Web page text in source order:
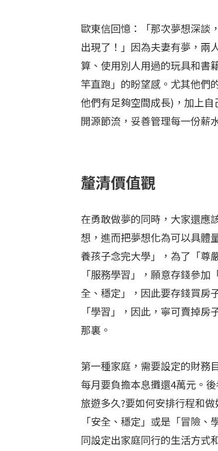
歐東信回憶：「那次夢想深談
出現了！」因為夫妻有夢，兩
算、使用別人用過的玩具和書
竿直跑」的盼望感。尤其他們
他們有足夠空間成長)，加上
開源節流，妥善管理每一份薪
釐清價值觀
在勇敢做夢的同時，大家還應
想，進而把夢想化為可以具體
養孩子念完大學」，為了「尊
「服務學習」，願意存錢參
全、穩定」，因此要存錢買房
「學習」，因此，寧可賣掉
那裏。
第一種家庭，需要設定的財務
每月要負擔本息攤還4萬元。
旅遊多久?要如何安排行程和
「安全、穩定」或是「冒險
同設定出家庭同行的生活方式